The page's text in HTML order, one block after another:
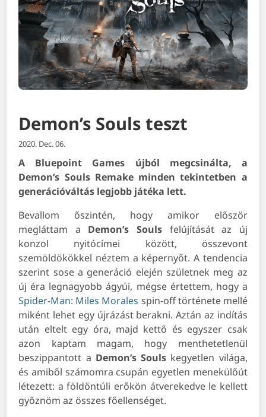
Demon’s Souls teszt
2020. Dec. 06.
A Bluepoint Games újból megcsinálta, a
Demon’s Souls Remake minden tekintetben a
generációváltás legjobb játéka lett.
Bevallom őszintén, hogy amikor először
megláttam a Demon’s Souls felújítását az új
konzol nyitócímei között, összevont
szemöldökökkel néztem a képernyőt. A tendencia
szerint sose a generáció elején születnek meg az
új éra legnagyobb ágyúi, mégse értettem, hogy a
Spider-Man: Miles Morales spin-off története mellé
miként lehet egy újrázást berakni. Aztán az indítás
után eltelt egy óra, majd kettő és egyszer csak
azon kaptam magam, hogy menthetetlenül
beszippantott a Demon’s Souls kegyetlen világa,
és amiből számomra csupán egyetlen menekülőút
létezett: a földöntúli erőkön átverekedve le kellett
győznöm az összes főellenséget.